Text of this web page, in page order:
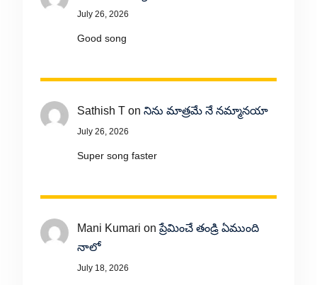
July 26, 2026
Good song
Sathish Ton నిను మాత్రమే నే నమ్మానయా
July 26, 2026
Super song faster
Mani Kumari onప్రేమించే తండ్రి ఏముంది
నాలో
July 18, 2026